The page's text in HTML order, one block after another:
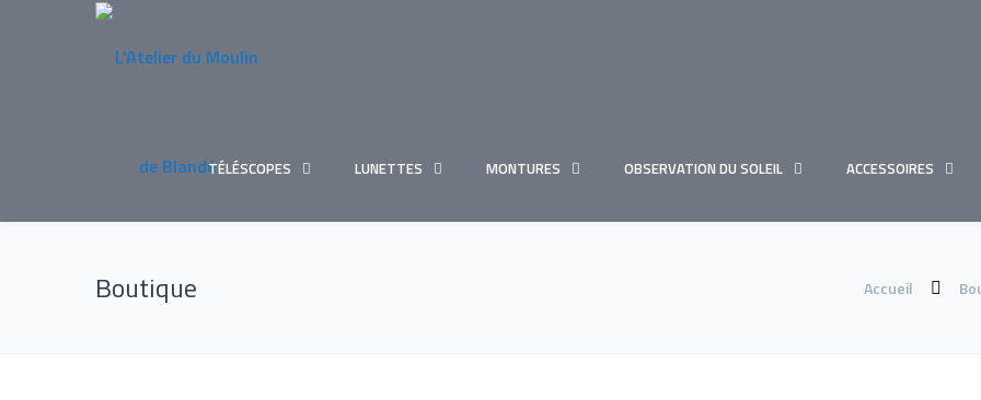
TÉLÉSCOPES LUNETTES MONTURES OBSERVATION DU SOLEIL ACCESSOIRES
Boutique Accueil